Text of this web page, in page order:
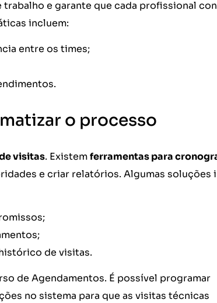
e garante que cada profissional
incluem:
entre os times;
o processo
visitas. Existemferramentas para
e criar relatórios. Algumas soluções
de visitas.
de Agendamentos. É possível programar
no sistema para que as visitas técnicas